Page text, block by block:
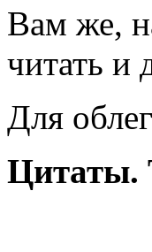
Вам же,
читать и
Для
Цитаты.